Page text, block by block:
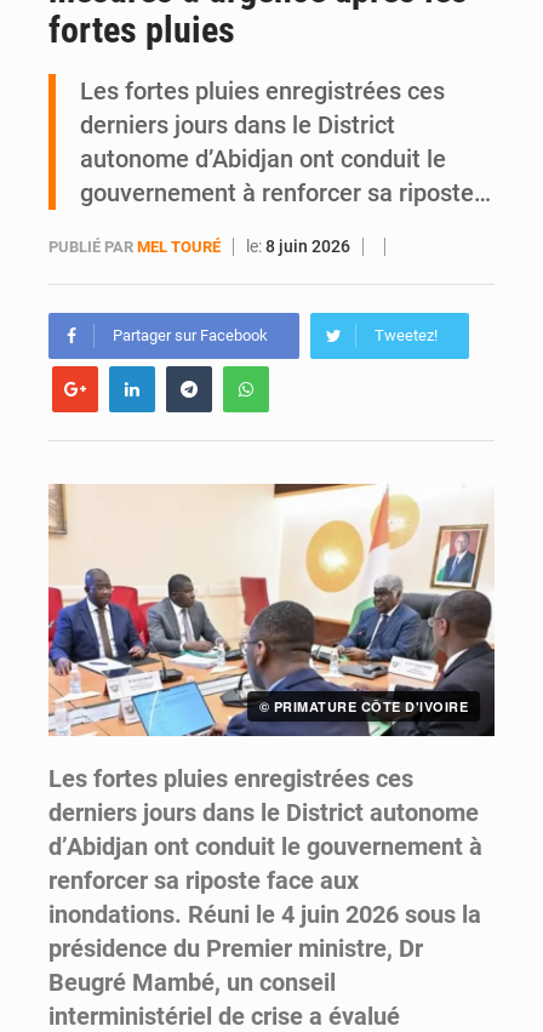
fortes pluies
Les fortes pluies enregistrées ces
derniers jours dans le District
autonome d’Abidjan ont conduit le
gouvernement à renforcer sa riposte…
PUBLIÉ PAR MEL TOURÉ le:8 juin 2026
Partager sur Facebook Tweetez!
© PRIMATURE CÔTE D'IVOIRE
Les fortes pluies enregistrées ces
derniers jours dans le District autonome
d’Abidjan ont conduit le gouvernement à
renforcer sa riposte face aux
inondations. Réuni le 4 juin 2026 sous la
présidence du Premier ministre, Dr
Beugré Mambé, un conseil
interministériel de crise a évalué